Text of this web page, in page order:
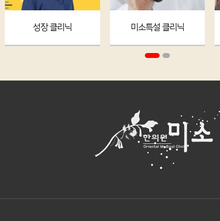
성장 클리닉 미소특설 클리닉